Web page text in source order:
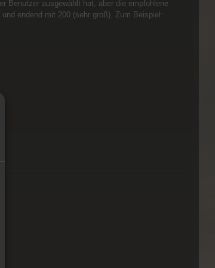
Benutzer ausgewählt hat, aber die empfohlene
endend mit 200 (sehr groß). Zum Beispiel: